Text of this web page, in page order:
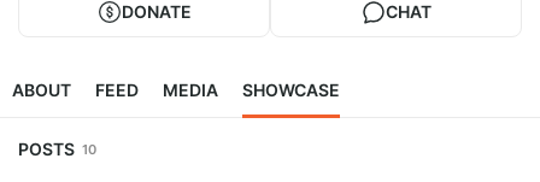
DONATE CHAT
ABOUT FEED MEDIA SHOWCASE
POSTS 10